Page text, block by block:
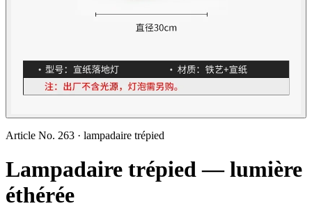
Article No. 263 · lampadaire trépied
Lampadaire trépied — lumière
éthérée